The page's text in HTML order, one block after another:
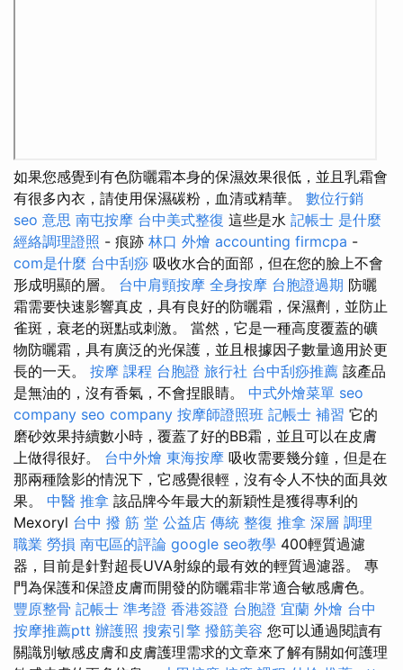
如果您感覺到有色防曬霜本身的保濕效果很低，並且乳霜會
有很多內衣，請使用保濕碳粉，血清或精華。 數位行銷
seo 意思 南屯按摩 台中美式整復 這些是水 記帳士 是什麼
經絡調理證照 - 痕跡 林口 外燴 accounting firmcpa -
com是什麼 台中刮痧 吸收水合的面部，但在您的臉上不會
形成明顯的層。 台中肩頸按摩 全身按摩 台胞證過期 防曬
霜需要快速影響真皮，具有良好的防曬霜，保濕劑，並防止
雀斑，衰老的斑點或刺激。 當然，它是一種高度覆蓋的礦
物防曬霜，具有廣泛的光保護，並且根據因子數量適用於更
長的一天。 按摩 課程 台胞證 旅行社 台中刮痧推薦 該產品
是無油的，沒有香氣，不會捏眼睛。 中式外燴菜單 seo
company seo company 按摩師證照班 記帳士 補習 它的
磨砂效果持續數小時，覆蓋了好的BB霜，並且可以在皮膚
上做得很好。 台中外燴 東海按摩 吸收需要幾分鐘，但是在
那兩種陰影的情況下，它感覺很輕，沒有令人不快的面具效
果。 中醫 推拿 該品牌今年最大的新穎性是獲得專利的
Mexoryl 台中 撥 筋 堂 公益店 傳統 整復 推拿 深層 調理
職業 勞損 南屯區的評論 google seo教學 400輕質過濾
器，目前是針對超長UVA射線的最有效的輕質過濾器。 專
門為保護和保證皮膚而開發的防曬霜非常適合敏感膚色。
豐原整骨 記帳士 準考證 香港簽證 台胞證 宜蘭 外燴 台中
按摩推薦ptt 辦護照 搜索引擎 撥筋美容 您可以通過閱讀有
關識別敏感皮膚和皮膚護理需求的文章來了解有關如何護理